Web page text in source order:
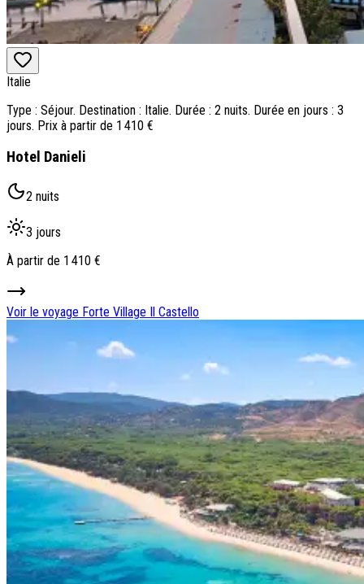
Italie
Type : Séjour. Destination : Italie. Durée : 2 nuits. Durée en jours : 3
jours. Prix à partir de 1 410 €
Hotel Danieli
2 nuits
3 jours
À partir de 1 410 €
Voir le voyage Forte Village Il Castello